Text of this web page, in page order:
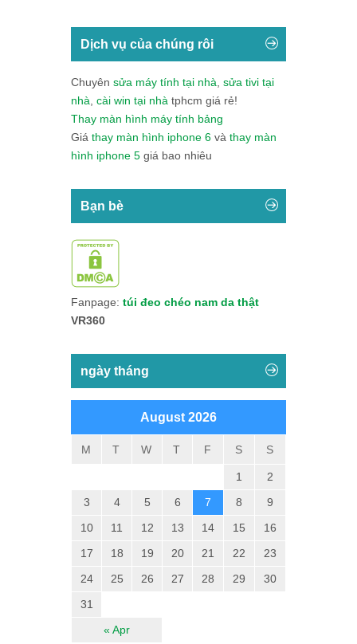
Dịch vụ của chúng rôi
Chuyên sửa máy tính tại nhà sửa tivi tại
nhà cài win tại nhà tphcm giá rẻ!
Thay màn hình máy tính bảng
Giá thay màn hình iphone 6 và thay màn
hình iphone 5 giá bao nhiêu
Bạn bè
Fanpage: túi đeo chéo nam da thật
VR360
ngày tháng
August 2026
M T W T F S S
« Apr
1
2
3
4 5 6 7 8
9
10
11 12 13 14 15
16
17
18 19 20 21 22
23
24
25 26 27 28 29
30
31